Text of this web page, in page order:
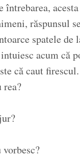
întrebarea,
răspunsul
spatele
acum că
că caut firescul.
rea?
vorbesc?